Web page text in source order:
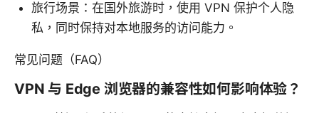
旅行场景：在国外旅游时，使用 VPN 保护个人隐
私，同时保持对本地服务的访问能力。
常见问题（FAQ）
VPN 与 Edge 浏览器的兼容性如何影响体验？